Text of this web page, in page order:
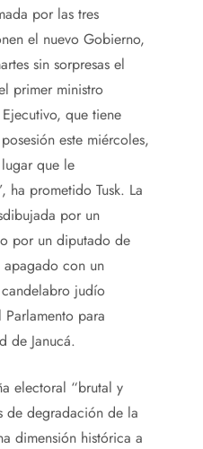
por las tres
el nuevo Gobierno,
sin sorpresas el
primer ministro
que tiene
este miércoles,
que le
ha prometido Tusk. La
por un
por un diputado de
apagado con un
judío
para
de Janucá.
electoral “brutal y
de degradación de la
dimensión histórica a